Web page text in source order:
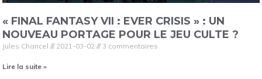
« FINAL FANTASY VII : EVER CRISIS » : UN
NOUVEAU PORTAGE POUR LE JEU CULTE ?
Jules Chancel 2021-03-02 3 commentaires
Lire la suite »